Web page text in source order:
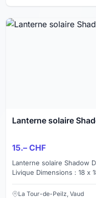
Lanterne solaire
15.– CHF
Lanterne solaire Shadow
Livique Dimensions : 18 x
Prix : ...
La Tour-de-Peilz, Vaud